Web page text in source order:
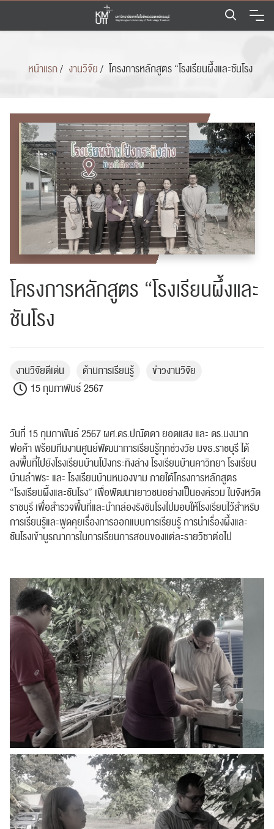
Skip
content
หน้าแรก/ งานวิจัย/ โครงการหลักสูตร “โรงเรียนผึ้งและชันโรง
โครงการหลักสูตร “โรงเรียนผึ้งและ
ชันโรง
งานวิจัยดีเด่น ด้านการเรียนรู้
ข่าวงานวิจัย
15 กุมภาพันธ์ 2567
วันที่ 15 กุมภาพันธ์ 2567 ผศ.ดร.ปณัตดา ยอดแสง และ ดร.นงนาถ
พ่อค้า พร้อมทีมงานศูนย์พัฒนาการเรียนรู้ทุกช่วงวัย มจธ.ราชบุรี ได้
ลงพื้นที่ไปยังโรงเรียนบ้านโป่งกระทิงล่าง โรงเรียนบ้านคาวิทยา โรงเรียน
บ้านลำพระ และ โรงเรียนบ้านหนองขาม ภายใต้โครงการหลักสูตร
“โรงเรียนผึ้งและชันโรง” เพื่อพัฒนาเยาวชนอย่างเป็นองค์รวม ในจังหวัด
ราชบุรี เพื่อสำรวจพื้นที่และนำกล่องรังชันโรงไปมอบให้โรงเรียนไว้สำหรับ
การเรียนรู้และพูดคุยเรื่องการออกแบบการเรียนรู้ การนำเรื่องผึ้งและ
ชันโรงเข้าบูรณาการในการเรียนการสอนของแต่ละรายวิชาต่อไป